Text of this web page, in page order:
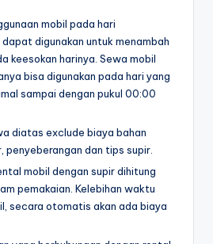
mobil pada hari
digunakan untuk menambah
keesokan harinya. Sewa mobil
bisa digunakan pada hari yang
sampai dengan pukul 00:00
diatas exclude biaya bahan
penyeberangan dan tips supir.
mobil dengan supir dihitung
pemakaian. Kelebihan waktu
secara otomatis akan ada biaya